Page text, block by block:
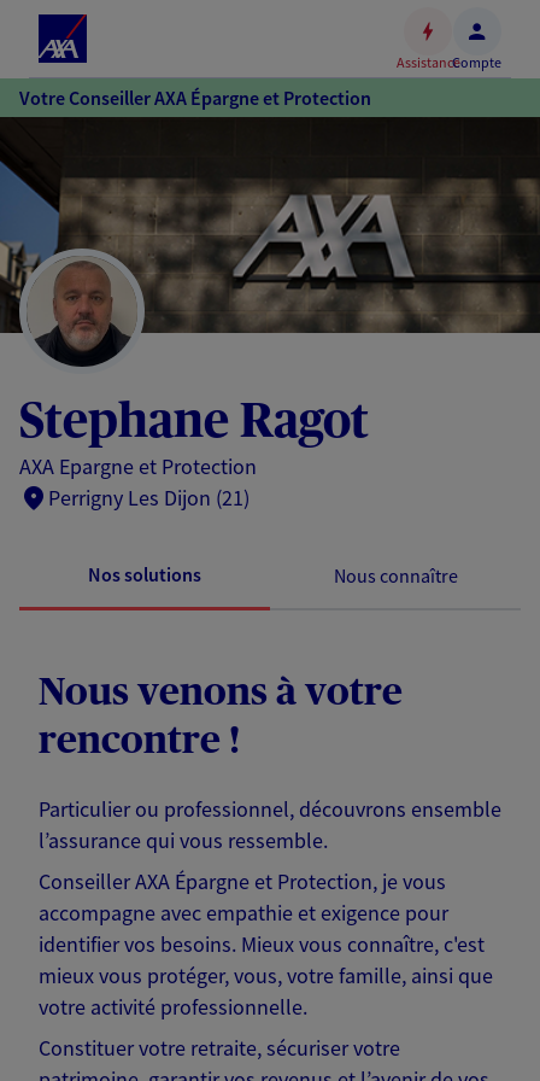
Accéder
au
Accéder
au
pied
de
page
AssistanceCompte
Votre Conseiller AXA Épargne et Protection
Stephane Ragot
AXA Epargne et Protection
Perrigny Les Dijon (21)
Nos solutions Nous connaître
Nous venons à votre
rencontre !
Particulier ou professionnel, découvrons ensemble
l’assurance qui vous ressemble.
Conseiller AXA Épargne et Protection, je vous
accompagne avec empathie et exigence pour
identifier vos besoins. Mieux vous connaître, c'est
mieux vous protéger, vous, votre famille, ainsi que
votre activité professionnelle.
Constituer votre retraite, sécuriser votre